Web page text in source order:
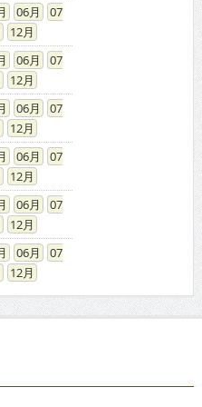
06
07
12
06
07
12
06
07
12
06
07
12
06
07
12
06
07
12